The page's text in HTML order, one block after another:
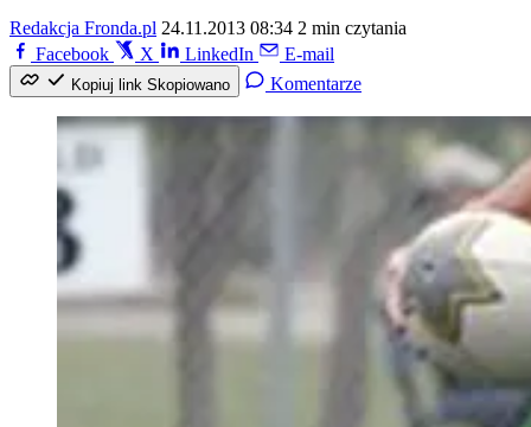
Redakcja Fronda.pl 24.11.2013 08:34 2 min czytania
Facebook
X LinkedIn E-mail
Kopiuj link Skopiowano Komentarze